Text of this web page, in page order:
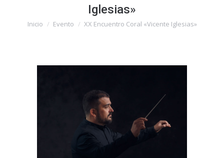
Iglesias»
Estás aquí:
Inicio Evento XX Encuentro Coral «Vicente Iglesias»